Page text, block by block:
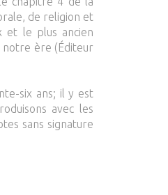
de religion et
et le plus ancien
notre ère (Éditeur
six ans; il y est
avec les
sans signature